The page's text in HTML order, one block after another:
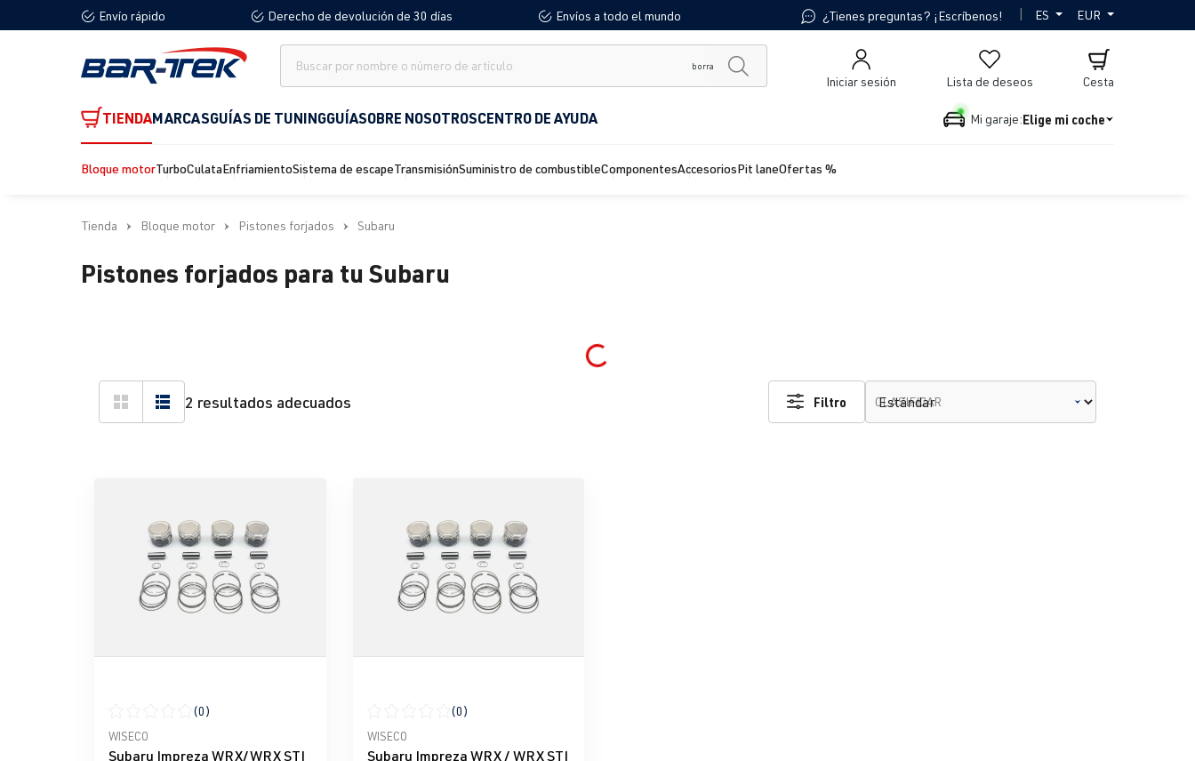
Saltar a la navegación principal
Envío rápido Derecho de devolución de 30 días Envíos a todo el mundo ¿Tienes preguntas? ¡Escríbenos! | ES EUR
borra
Lista de deseos
Iniciar sesión Cesta
TIENDAMARCASGUÍAS DE TUNINGGUÍASOBRE NOSOTROSCENTRO DE AYUDA Mi garaje:Elige mi coche
Bloque motorTurboCulataEnfriamientoSistema de escapeTransmisiónSuministro de combustibleComponentesAccesoriosPit laneOfertas %
Tienda Bloque motor Pistones forjados Subaru
Pistones forjados para tu Subaru
Loading...
2 resultados adecuados Filtro CLASIFICAR
Calificación promedio de 0 de 5 estrellas
(0)
WISECO
Subaru Impreza WRX/WRX STI
Calificación promedio de 0 de 5 estrellas
(0)
WISECO
Subaru Impreza WRX / WRX STI